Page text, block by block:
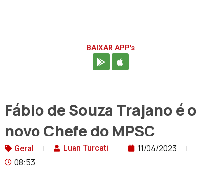
BAIXAR APP's
Fábio de Souza Trajano é o
novo Chefe do MPSC
Geral Luan Turcati
11/04/2023
08:53